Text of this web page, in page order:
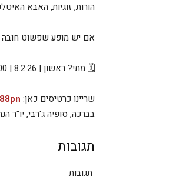
הורות, זוגיות, האבא
אם יש מופע שפשוט חובה
🗓 מתי? ראשון | 8.2.26 | 21:00 📍 איפה? השדרה ה-50, ראשון לציון
שריינו כרטיסים כאן:
בברכה, סופיה ג'רבי, יו"ר
תגובות
תגובות